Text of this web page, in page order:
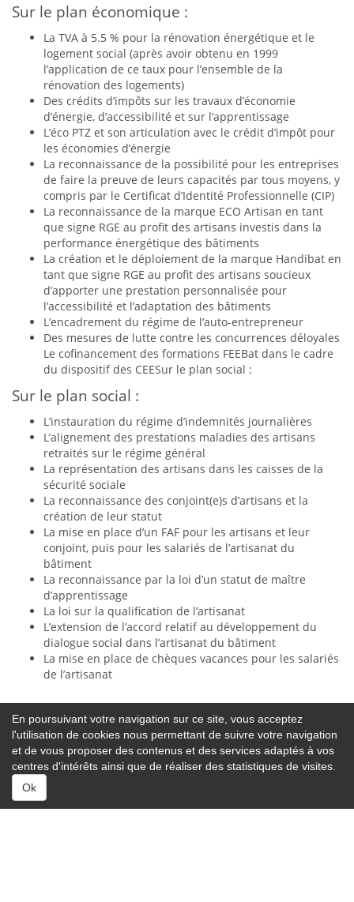
Sur le plan économique :
La TVA à 5.5 % pour la rénovation énergétique et le
logement social (après avoir obtenu en 1999
l’application de ce taux pour l’ensemble de la
rénovation des logements)
Des crédits d’impôts sur les travaux d’économie
d’énergie, d’accessibilité et sur l’apprentissage
L’éco PTZ et son articulation avec le crédit d’impôt pour
les économies d’énergie
La reconnaissance de la possibilité pour les entreprises
de faire la preuve de leurs capacités par tous moyens, y
compris par le Certificat d’Identité Professionnelle (CIP)
La reconnaissance de la marque ECO Artisan en tant
que signe RGE au profit des artisans investis dans la
performance énergétique des bâtiments
La création et le déploiement de la marque Handibat en
tant que signe RGE au profit des artisans soucieux
d’apporter une prestation personnalisée pour
l’accessibilité et l’adaptation des bâtiments
L’encadrement du régime de l’auto-entrepreneur
Des mesures de lutte contre les concurrences déloyales
Le cofinancement des formations FEEBat dans le cadre
du dispositif des CEESur le plan social :
Sur le plan social :
L’instauration du régime d’indemnités journalières
L’alignement des prestations maladies des artisans
retraités sur le régime général
La représentation des artisans dans les caisses de la
sécurité sociale
La reconnaissance des conjoint(e)s d’artisans et la
création de leur statut
La mise en place d’un FAF pour les artisans et leur
conjoint, puis pour les salariés de l’artisanat du
bâtiment
La reconnaissance par la loi d’un statut de maître
d’apprentissage
La loi sur la qualification de l’artisanat
L’extension de l’accord relatif au développement du
dialogue social dans l’artisanat du bâtiment
La mise en place de chèques vacances pour les salariés
de l’artisanat
En poursuivant votre navigation sur ce site, vous acceptez
l'utilisation de cookies nous permettant de suivre votre navigation
et de vous proposer des contenus et des services adaptés à vos
centres d'intérêts ainsi que de réaliser des statistiques de visites.
Ok